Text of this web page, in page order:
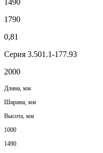
1790
0,81
Серия 3.501.1-177.93
2000
Длина, мм
Ширина, мм
Высота, мм
1000
1490